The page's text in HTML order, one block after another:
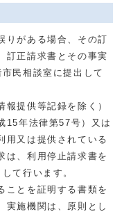
りがある場合、その訂
訂正請求書とその事実
民相談室に提出して
提供等記録を除く）
15年法律第57号）又は
用又は提供されている
は、利用停止請求書を
て行います。
とを証明する書類を
実施機関は、原則とし